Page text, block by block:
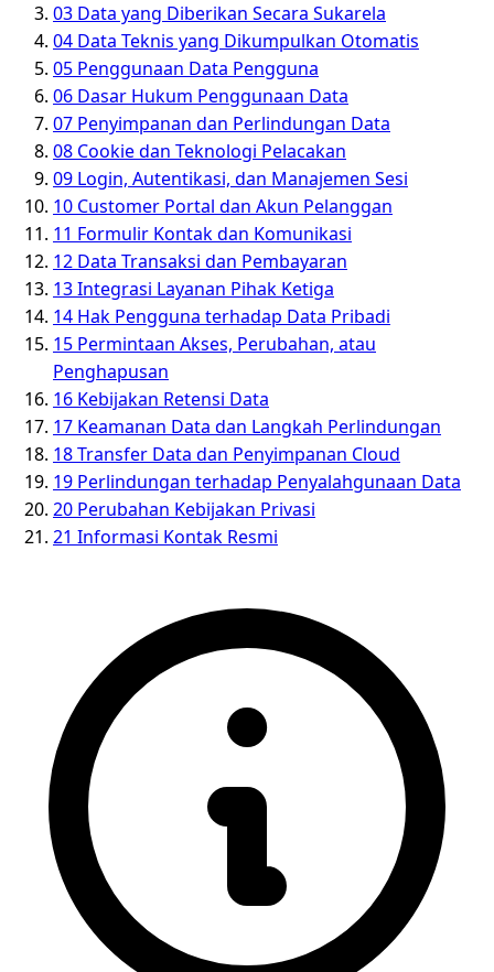
03 Data yang Diberikan Secara Sukarela
04 Data Teknis yang Dikumpulkan Otomatis
05 Penggunaan Data Pengguna
06 Dasar Hukum Penggunaan Data
07 Penyimpanan dan Perlindungan Data
08 Cookie dan Teknologi Pelacakan
09 Login, Autentikasi, dan Manajemen Sesi
10 Customer Portal dan Akun Pelanggan
11 Formulir Kontak dan Komunikasi
12 Data Transaksi dan Pembayaran
13Integrasi Layanan Pihak Ketiga
14 Hak Pengguna terhadap Data Pribadi
15 Permintaan Akses, Perubahan, atau
Penghapusan
16 Kebijakan Retensi Data
17 Keamanan Data dan Langkah Perlindungan
18Transfer Data dan Penyimpanan Cloud
19 Perlindungan terhadap Penyalahgunaan Data
20 Perubahan Kebijakan Privasi
21 Informasi Kontak Resmi